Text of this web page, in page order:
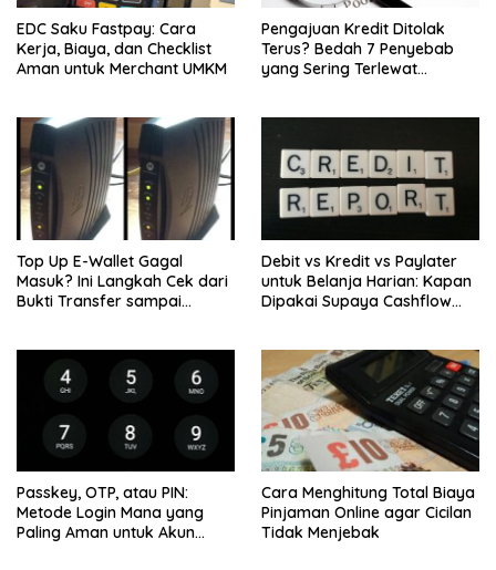
EDC Saku Fastpay: Cara
Kerja, Biaya, dan Checklist
Aman untuk Merchant UMKM
Pengajuan Kredit Ditolak
Terus? Bedah 7 Penyebab
yang Sering Terlewat
Top Up E-Wallet Gagal
Masuk? Ini Langkah Cek dari
Bukti Transfer sampai
Debit vs Kredit vs Paylater
untuk Belanja Harian: Kapan
Dipakai Supaya Cashflow
Passkey, OTP, atau PIN:
Metode Login Mana yang
Paling Aman untuk Akun
Cara Menghitung Total Biaya
Pinjaman Online agar Cicilan
Tidak Menjebak